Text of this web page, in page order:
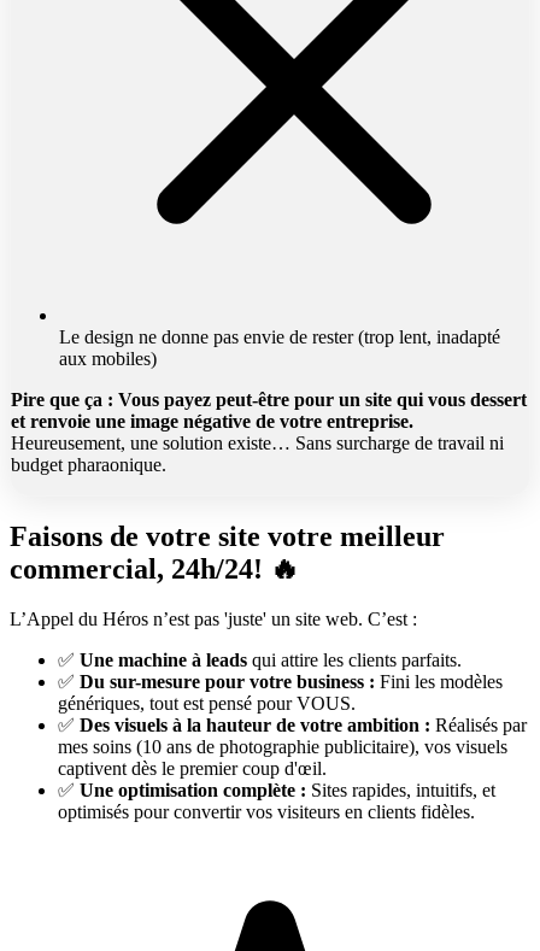
Le design ne donne pas envie de rester (trop lent, inadapté
aux mobiles)
Pire que ça : Vous payez peut-être pour un site qui vous dessert
et renvoie une image négative de votre entreprise.
Heureusement, une solution existe… Sans surcharge de travail ni
budget pharaonique.
Faisons de votre site votre meilleur
commercial, 24h/24! 🔥
L’Appel du Héros n’est pas 'juste' un site web. C’est :
✅ Une machine à leads qui attire les clients parfaits.
✅ Du sur-mesure pour votre business : Fini les modèles
génériques, tout est pensé pour VOUS.
✅ Des visuels à la hauteur de votre ambition : Réalisés par
mes soins (10 ans de photographie publicitaire), vos visuels
captivent dès le premier coup d'œil.
✅ Une optimisation complète : Sites rapides, intuitifs, et
optimisés pour convertir vos visiteurs en clients fidèles.